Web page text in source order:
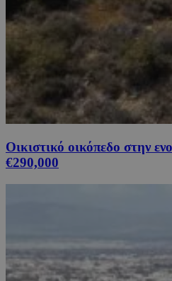
Οικιστικό οικόπεδο στην
€290,000